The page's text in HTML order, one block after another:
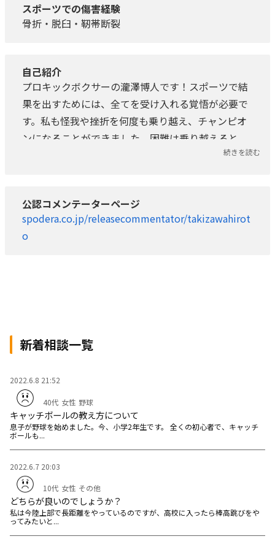
スポーツでの傷害経験
骨折・脱臼・靭帯断裂
自己紹介
プロキックボクサーの瀧澤博人です！スポーツで結
果を出すためには、全てを受け入れる覚悟が必要で
す。私も怪我や挫折を何度も乗り越え、チャンピオ
ンになることができました。困難は乗り越えると、
強さや自信に変わります。一人でも多くのアスリー
続きを読む
公認コメンテーターページ
spodera.co.jp/releasecommentator/takizawahirot
o
新着相談一覧
2022.6.8 21:52
40代 女性 野球
キャッチボールの教え方について
息子が野球を始めました。今、小学2年生です。 全くの初心者で、キャッチ
ボールも...
2022.6.7 20:03
10代 女性 その他
どちらが良いのでしょうか？
私は今陸上部で長距離をやっているのですが、高校に入ったら棒高跳びをや
ってみたいと...